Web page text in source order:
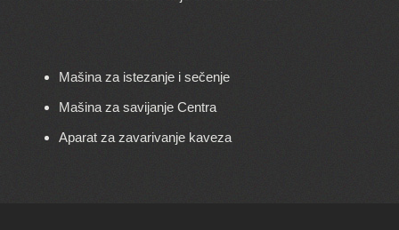
Mašina za istezanje i sečenje
Mašina za savijanje Centra
Aparat za zavarivanje kaveza